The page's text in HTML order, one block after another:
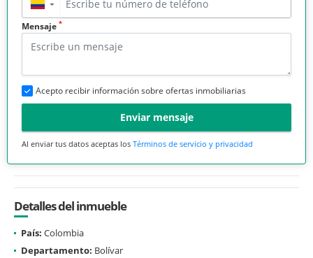
▼
Mensaje *
Acepto recibir información sobre ofertas inmobiliarias
Enviar mensaje
Al enviar tus datos aceptas los Términos de servicio y privacidad
Detalles del inmueble
País: Colombia
Departamento: Bolívar